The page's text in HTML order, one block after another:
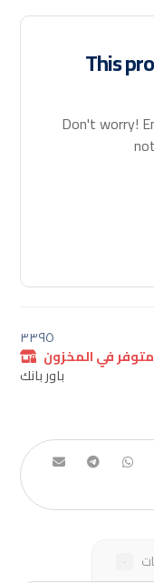
This
Don't worry!
٣٣٩٥
متوفر في المخزون
باور بانك
٠